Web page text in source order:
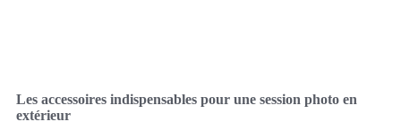
Les accessoires indispensables pour une session photo en
extérieur